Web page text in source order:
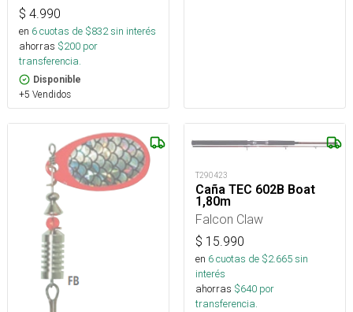
$ 4.990
en 6cuotas de $832sin interés
ahorras $200 por
transferencia.
Disponible
+5 Vendidos
T290423
Caña TEC 602B Boat
1,80m
Falcon Claw
$ 15.990
en 6cuotas de $2.665sin
interés
ahorras $640 por
transferencia.